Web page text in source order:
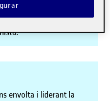
coneixement
més crítica,
envolta i liderant la